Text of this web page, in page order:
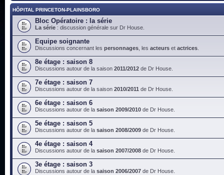
HÔPITAL PRINCETON-PLAINSBORO
Bloc Opératoire : la série
La série : discussion générale sur Dr House.
Equipe soignante
Discussions concernant les personnages , les acteurs et actrices
8e étage : saison 8
Discussions autour de la saison 2011/2012 de Dr House.
7e étage : saison 7
Discussions autour de la saison 2010/2011 de Dr House.
6e étage : saison 6
Discussions autour de la saison 2009/2010 de Dr House.
5e étage : saison 5
Discussions autour de la saison 2008/2009 de Dr House.
4e étage : saison 4
Discussions autour de la saison 2007/2008 de Dr House.
3e étage : saison 3
Discussions autour de la saison 2006/2007 de Dr House.